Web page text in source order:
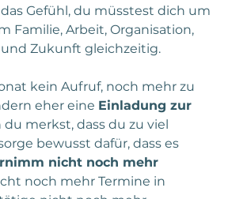
Gefühl, du müsstest dich um
Familie, Arbeit, Organisation,
Zukunft gleichzeitig.
kein Aufruf, noch mehr zu
eher eine Einladung zur
du merkst, dass du zu viel
bewusst dafür, dass es
nicht noch mehr
noch mehr Termine in